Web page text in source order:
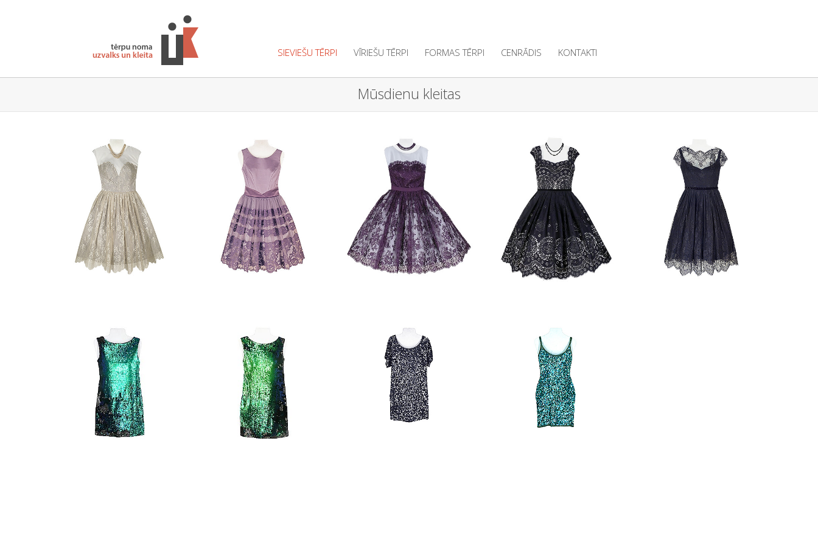
SIEVIEŠU TĒRPI VĪRIEŠU TĒRPI FORMAS TĒRPI CENRĀDIS KONTAKTI
Mūsdienu kleitas